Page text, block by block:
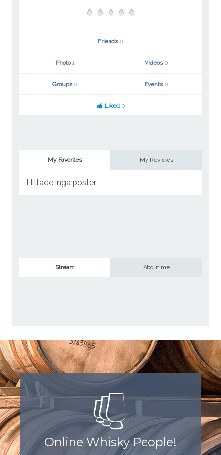
Friends 0
Photo1 Videos 0
Groups 0 Events 0
Liked 0
My Favorites My Reviews
Hittade inga poster
Stream About me
Online Whisky People!